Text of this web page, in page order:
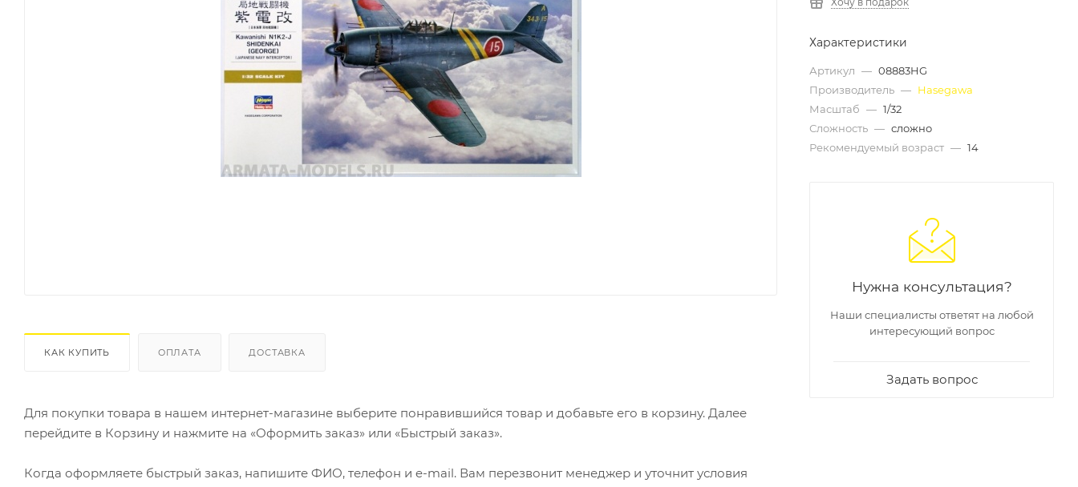
КАК КУПИТЬ ОПЛАТА ДОСТАВКА
Для покупки товара в нашем интернет-магазине выберите понравившийся товар и добавьте его в корзину. Далее
перейдите в Корзину и нажмите на «Оформить заказ» или «Быстрый заказ».
Когда оформляете быстрый заказ, напишите ФИО, телефон и e-mail. Вам перезвонит менеджер и уточнит условия
Характеристики
Артикул — 08883HG
Производитель — Hasegawa
Масштаб — 1/32
Сложность — сложно
Рекомендуемый возраст — 14
Нужна консультация?
Наши специалисты ответят на любой
интересующий вопрос
Задать вопрос